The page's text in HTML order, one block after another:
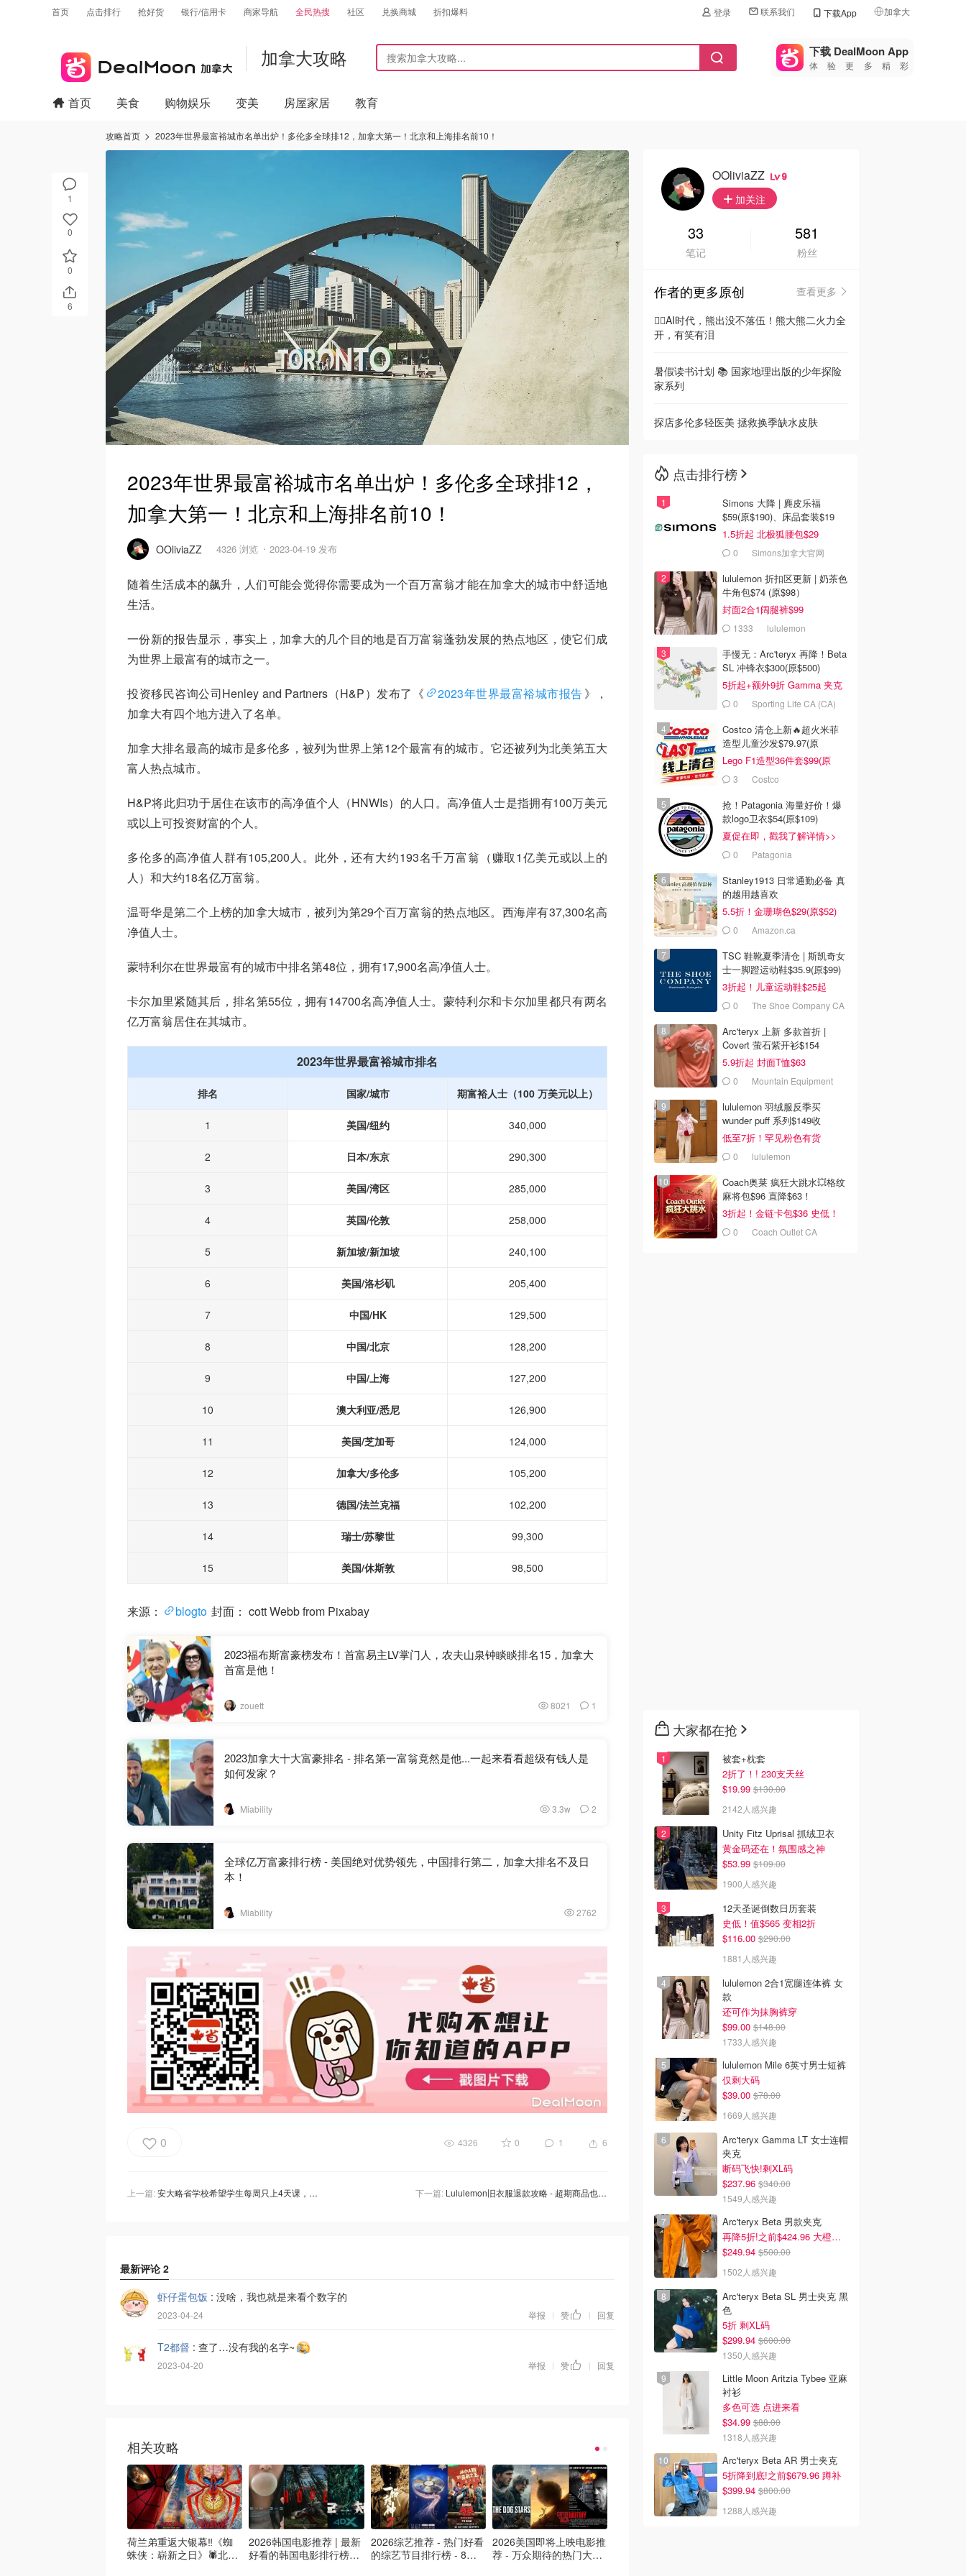
首页 点击排行 抢好货 银行/信用卡 商家导航 全民热搜 社区 兑换商城 折扣爆料 登录 联系我们 下载App 加拿大
🇺🇸
美国
🇨🇳中国
🇮🇹
🇦🇺
🇳🇿新西兰
加拿大攻略 下载 DealMoon App
体验更多精彩
1
0
0
6
首页 美食 购物娱乐 变美 房屋家居 教育
攻略首页 2023年世界最富裕城市名单出炉！多伦多全球排12，加拿大第一！北京和上海排名前10！
2023年世界最富裕城市名单出炉！多伦多全球排12，
加拿大第一！北京和上海排名前10！
OOliviaZZ 4326 浏览 2023-04-19 发布
随着生活成本的飙升，人们可能会觉得你需要成为一个百万富翁才能在加拿大的城市中舒适地
生活。
一份新的报告显示，事实上，加拿大的几个目的地是百万富翁蓬勃发展的热点地区，使它们成
为世界上最富有的城市之一。
投资移民咨询公司Henley and Partners（H&P）发布了《 2023年世界最富裕城市报告》，
加拿大有四个地方进入了名单。
加拿大排名最高的城市是多伦多，被列为世界上第12个最富有的城市。它还被列为北美第五大
富人热点城市。
H&P将此归功于居住在该市的高净值个人（HNWIs）的人口。高净值人士是指拥有100万美元
或以上可投资财富的个人。
多伦多的高净值人群有105,200人。此外，还有大约193名千万富翁（赚取1亿美元或以上的
人）和大约18名亿万富翁。
温哥华是第二个上榜的加拿大城市，被列为第29个百万富翁的热点地区。西海岸有37,300名高
净值人士。
蒙特利尔在世界最富有的城市中排名第48位，拥有17,900名高净值人士。
卡尔加里紧随其后，排名第55位，拥有14700名高净值人士。蒙特利尔和卡尔加里都只有两名
亿万富翁居住在其城市。
2023年世界最富裕城市排名
排名 国家/城市 期富裕人士（100 万美元以上）
1 美国/纽约 340,000
2 日本/东京 290,300
3 美国/湾区 285,000
4 英国/伦敦 258,000
5 新加坡/新加坡 240,100
6 美国/洛杉矶 205,400
7 中国/HK 129,500
8 中国/北京 128,200
9 中国/上海 127,200
10 澳大利亚/悉尼 126,900
11 美国/芝加哥 124,000
12 加拿大/多伦多 105,200
13 德国/法兰克福 102,200
14 瑞士/苏黎世 99,300
15 美国/休斯敦 98,500
来源： blogto 封面： cott Webb from Pixabay
2023福布斯富豪榜发布！首富易主LV掌门人，农夫山泉钟睒睒排名15，加拿大
首富是他！
zouett 8021 1
2023加拿大十大富豪排名 - 排名第一富翁竟然是他...一起来看看超级有钱人是
如何发家？
Miability 3.3w 2
全球亿万富豪排行榜 - 美国绝对优势领先，中国排行第二，加拿大排名不及日
本！
Miability 2762
0 4326 0 1 6
上一篇:安大略省学校希望学生每周只上4天课，可能今年开始实施！家长可以自由选择！ 下一篇: Lululemon旧衣服退款攻略 - 超期商品也能退！如何申请、需要哪些信息、退款流程盘点
最新评论 2
虾仔蛋包饭 : 没啥，我也就是来看个数字的
2023-04-24 举报 | 赞 | 回复
T2都督 : 查了…没有我的名字~
2023-04-20 举报 | 赞 | 回复
相关攻略
荷兰弟重返大银幕‼️《蜘
蛛侠：崭新之日》🕷️北美
2026韩国电影推荐 | 最新
好看的韩国电影排行榜，
2026综艺推荐 - 热门好看
的综艺节目排行榜 - 8月
2026美国即将上映电影推
荐 - 万众期待的热门大片
OOliviaZZ 9
加关注
33
笔记
581
粉丝
作者的更多原创
查看更多
🦸‍♂️AI时代，熊出没不落伍！熊大熊二火力全
开，有笑有泪
暑假读书计划 📚 国家地理出版的少年探险
家系列
探店多伦多轻医美 拯救换季缺水皮肤
点击排行榜
Simons 大降 | 麂皮乐福
$59(原$190)、床品套装$19
1.5折起 北极狐腰包$29
0 Simons加拿大官网
lululemon 折扣区更新 | 奶茶色
牛角包$74 (原$98）
封面2合1阔腿裤$99
1333 lululemon
手慢无：Arc'teryx 再降！Beta
SL 冲锋衣$300(原$500)
5折起+额外9折 Gamma 夹克
$2380 Sporting Life CA (CA)
Costco 清仓上新🔥超火米菲
造型儿童沙发$79.97(原
$129.99)
Lego F1造型36件套$99(原
$159)
3 Costco
抢！Patagonia 海量好价！爆
款logo卫衣$54(原$109)
夏促在即，戳我了解详情>>
0 Patagonia
Stanley1913 日常通勤必备 真
的越用越喜欢
5.5折！金珊瑚色$29(原$52)
0 Amazon.ca
TSC 鞋靴夏季清仓 | 斯凯奇女
士一脚蹬运动鞋$35.9(原$99)
3折起！儿童运动鞋$25起
0
The Shoe Company CA
Arc'teryx 上新 多款首折 |
Covert 萤石紫开衫$154
5.9折起 封面T恤$63
0
Mountain Equipment
lululemon 羽绒服反季买
wunder puff 系列$149收
低至7折！罕见粉色有货
0 lululemon
Coach奥莱 疯狂大跳水💥格纹
麻将包$96 直降$63！
3折起！金链卡包$36 史低！
0 Coach Outlet CA
大家都在抢
被套+枕套
2折了！! 230支天丝
$19.99 $130.00
2142人感兴趣
Unity Fitz Uprisal 抓绒卫衣
黄金码还在！氛围感之神
$53.99 $109.00
1900人感兴趣
12天圣诞倒数日历套装
史低！值$565 变相2折
$116.00 $290.00
1881人感兴趣
lululemon 2合1宽腿连体裤 女
款
还可作为抹胸裤穿
$99.00 $148.00
1733人感兴趣
lululemon Mile 6英寸男士短裤
仅剩大码
$39.00 $78.00
1669人感兴趣
Arc'teryx Gamma LT 女士连帽
夹克
断码飞快!剩XL码
$237.96 $340.00
1549人感兴趣
Arc'teryx Beta 男款夹克
再降5折!之前$424.96 大橙子好显白 蹲补
$249.94 $500.00
1502人感兴趣
Arc'teryx Beta SL 男士夹克 黑
色
5折 剩XL码
$299.94 $600.00
1350人感兴趣
Little Moon Aritzia Tybee 亚麻
衬衫
多色可选 点进来看
$34.99 $88.00
1318人感兴趣
Arc'teryx Beta AR 男士夹克
5折降到底!之前$679.96 蹲补
$399.94 $800.00
1288人感兴趣